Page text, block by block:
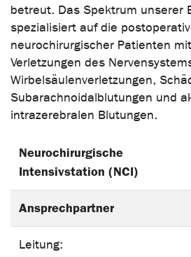
betreut. Das Spektrum unserer
spezialisiert auf die
neurochirurgischer Patienten
Verletzungen des
Wirbelsäulenverletzungen,
Subarachnoidalblutungen und
intrazerebralen Blutungen.
Neurochirurgische
Intensivstation (NCI)
Ansprechpartner
Leitung: